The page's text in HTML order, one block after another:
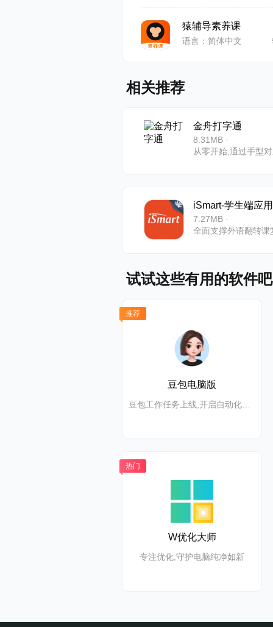
●打造行业
全场景、全
●业内率先
标要求的难
●行业率先
新趋势，
2、依托
品矩阵
●AI学练
●AI口语模
●AI作文
●AI助教
●AI词文串
●率先成立
●机器阅
读理解水平
猿辅导素养课
语言：简体中文
相关推荐
金舟打字通
8.31MB ·
iSmart-学生端应
7.27MB ·
试试这些有用的软件吧
推荐
豆包电脑版
热门
W优化大师
专注优化,守护电脑纯净如新